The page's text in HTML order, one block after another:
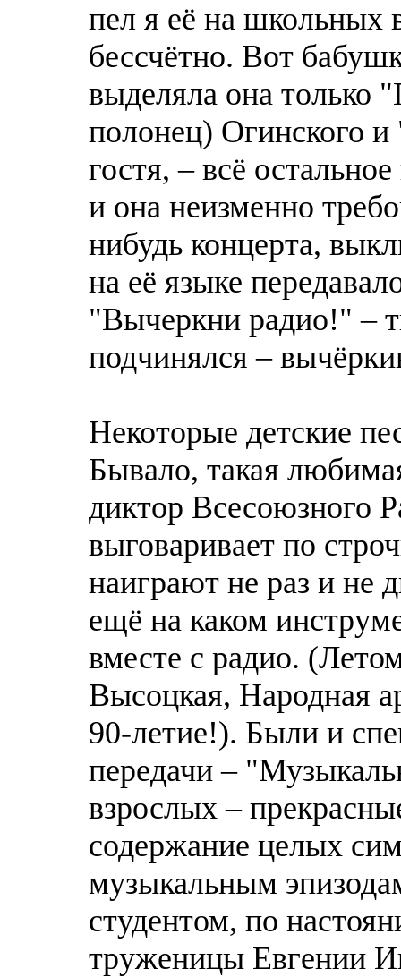
пел я её на школьных
бессчётно. Вот
выделяла она только
полонец) Огинского
гостя, – всё
и она неизменно
нибудь концерта,
на её языке
"Вычеркни радио!" –
подчинялся –
Некоторые детские
Бывало, такая
диктор Всесоюзного
выговаривает по
наиграют не раз и не
ещё на каком
вместе с радио.
Высоцкая, Народная
90-летие!). Были и
передачи –
взрослых –
содержание целых
музыкальным
студентом, по
труженицы Евгении